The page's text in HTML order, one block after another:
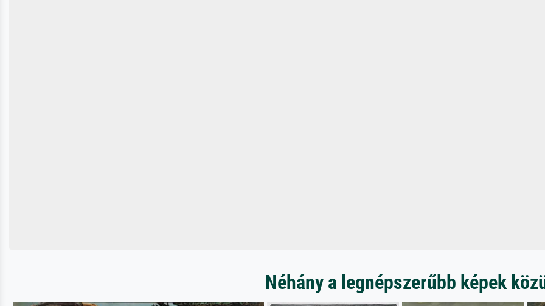
Néhány a legnépszerűbb képek